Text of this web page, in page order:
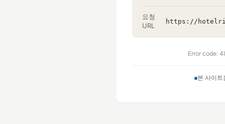
요청
URL
Error code:
본 사이